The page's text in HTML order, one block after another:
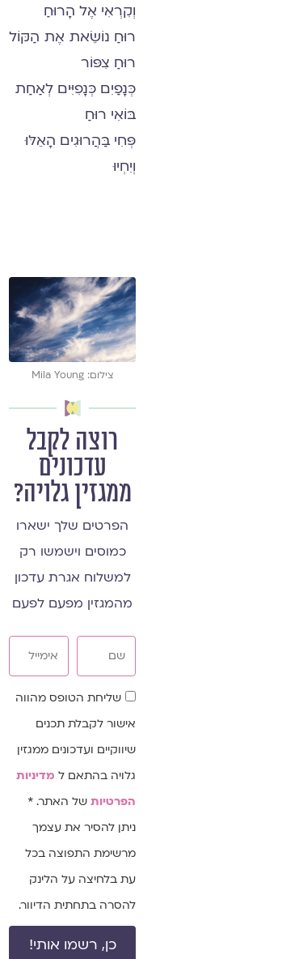
וְקִרְאִי אֶל הָרוּחַ
רוּחַ נוֹשֵׂאת אֶת הַקּוֹל
רוּחַ צִפּוֹר
כְּנָפַיִם כְּנָפִיִּים לְאַחַת
בּוֹאִי רוּחַ
פְּחִי בַּהֲרוּגִים הָאֵלּוּ
וְיִחְיוּ
צילום: Mila Young
רוצה לקבל
עדכונים
ממגזין גלויה?
הפרטים שלך ישארו
כמוסים וישמשו רק
למשלוח אגרת עדכון
מהמגזין מפעם לפעם
שדהשליחת הטופס מהווה
אישור לקבלת תכנים
שיווקיים ועדכונים ממגזין
גלויה בהתאם למדיניות
הפרטיותשל האתר. *
ניתן להסיר את עצמך
מרשימת התפוצה בכל
עת בלחיצה על הלינק
להסרה בתחתית הדיוור.
כן, רשמו אותי!